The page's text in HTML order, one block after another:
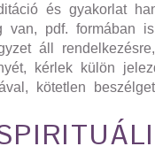
és gyakorlat
van, pdf. formában
áll
kérlek külön
kötetlen